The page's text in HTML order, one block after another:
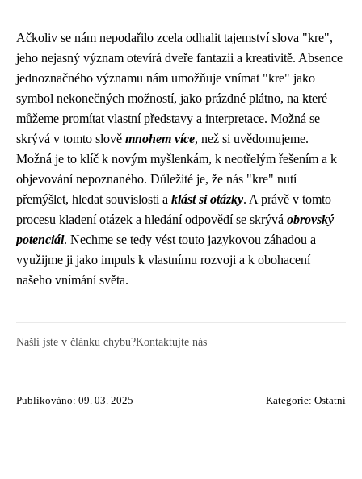
Ačkoliv se nám nepodařilo zcela odhalit tajemství slova "kre",
jeho nejasný význam otevírá dveře fantazii a kreativitě. Absence
jednoznačného významu nám umožňuje vnímat "kre" jako
symbol nekonečných možností, jako prázdné plátno, na které
můžeme promítat vlastní představy a interpretace. Možná se
skrývá v tomto slově mnohem více, než si uvědomujeme.
Možná je to klíč k novým myšlenkám, k neotřelým řešením a k
objevování nepoznaného. Důležité je, že nás "kre" nutí
přemýšlet, hledat souvislosti a klást si otázky. A právě v tomto
procesu kladení otázek a hledání odpovědí se skrývá obrovský
potenciál. Nechme se tedy vést touto jazykovou záhadou a
využijme ji jako impuls k vlastnímu rozvoji a k obohacení
našeho vnímání světa.
Našli jste v článku chybu?Kontaktujte nás
Publikováno: 09. 03. 2025 Kategorie: Ostatní